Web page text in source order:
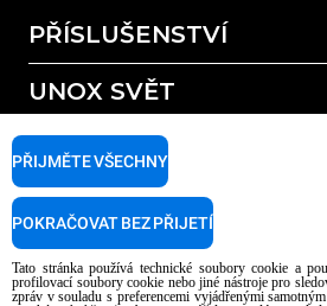
PŘÍSLUŠENSTVÍ
Všechna příslušenství
Čisticí prostředky pro ruční mytí
Úprava vody pryskyřičnými filtry
Úprava vody reverzní osmózou
UNOX SVĚT
Naše pobočky po celém světě
PODPORA
Najděte Servisní Střediska
AI Content Disclaimer
Privacy
Tato stránka používá technické soubory cookie a
profilovací soubory cookie nebo jiné nástroje pro
zpráv v souladu s preferencemi vyjádřenými
PŘIJMĚTE VŠECHNY
POKRAČOVAT BEZ PŘIJETÍ